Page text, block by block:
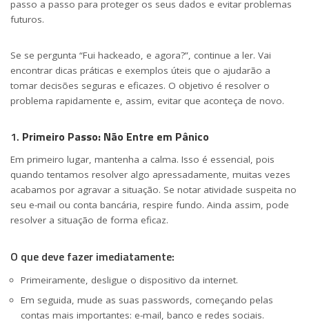
passo a passo para proteger os seus dados e evitar problemas
futuros.
Se se pergunta “Fui hackeado, e agora?”, continue a ler. Vai
encontrar dicas práticas e exemplos úteis que o ajudarão a
tomar decisões seguras e eficazes. O objetivo é resolver o
problema rapidamente e, assim, evitar que aconteça de novo.
1. Primeiro Passo: Não Entre em Pânico
Em primeiro lugar, mantenha a calma. Isso é essencial, pois
quando tentamos resolver algo apressadamente, muitas vezes
acabamos por agravar a situação. Se notar atividade suspeita no
seu e-mail ou conta bancária, respire fundo. Ainda assim, pode
resolver a situação de forma eficaz.
O que deve fazer imediatamente:
Primeiramente, desligue o dispositivo da internet.
Em seguida, mude as suas passwords, começando pelas
contas mais importantes: e-mail, banco e redes sociais.